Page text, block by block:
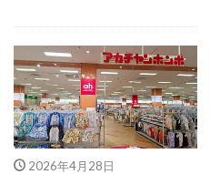
2026年4月28日